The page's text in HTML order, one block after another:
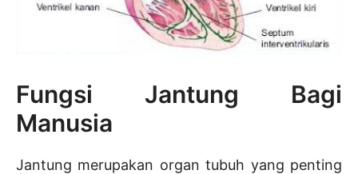
Fungsi Jantung Bagi
Manusia
Jantung merupakan organ tubuh yang penting